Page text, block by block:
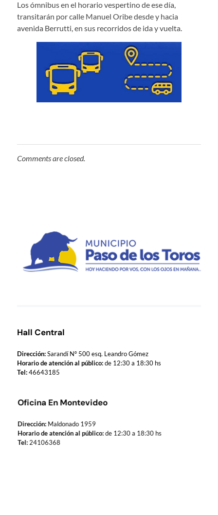
Los ómnibus en el horario vespertino de ese día,
transitarán por calle Manuel Oribe desde y hacia
avenida Berrutti, en sus recorridos de ida y vuelta.
Comments are closed.
Hall Central
Dirección:Sarandí Nº 500 esq. Leandro Gómez
Horario de atención al público:de 12:30 a 18:30 hs
Tel:46643185
Oficina En Montevideo
Dirección:Maldonado 1959
Horario de atención al público:de 12:30 a 18:30 hs
Tel:24106368